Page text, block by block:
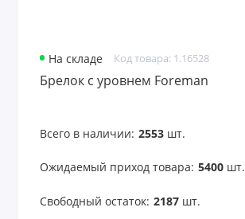
Очки
Пепельницы
Перекус в рабочее время
Переходники для техники
На складе Код товара: 1.16528
Брелок с уровнем Foreman
Всего в наличии: 2553шт.
Ожидаемый приход товара: 5400шт.
Свободный остаток: 2187шт.